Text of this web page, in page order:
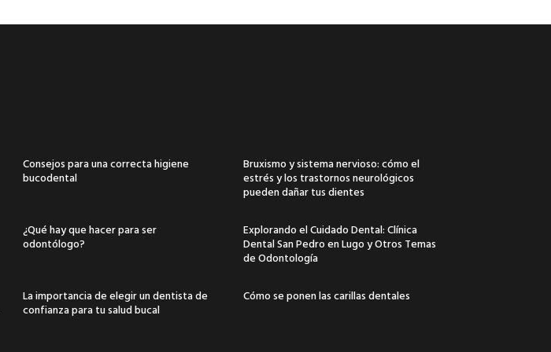
Consejos para una correcta higiene
bucodental
Bruxismo y sistema nervioso: cómo el
estrés y los trastornos neurológicos
pueden dañar tus dientes
¿Qué hay que hacer para ser
odontólogo?
Explorando el Cuidado Dental: Clínica
Dental San Pedro en Lugo y Otros Temas
de Odontología
La importancia de elegir un dentista de
confianza para tu salud bucal
Cómo se ponen las carillas dentales